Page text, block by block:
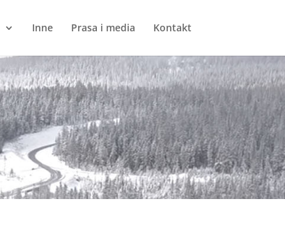
Inne Prasa i media Kontakt